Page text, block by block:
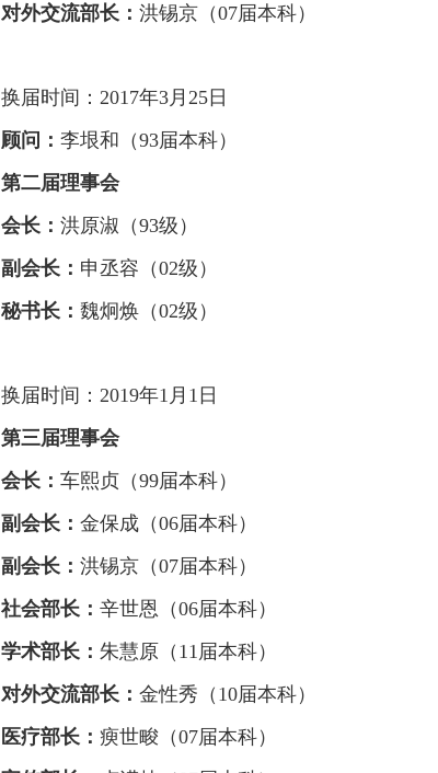
对外交流部长： 洪锡京（07届本科）
换届时间：2017年3月25日
顾问： 李垠和（93届本科）
第二届理事会
会长： 洪原淑（93级）
副会长： 申丞容（02级）
秘书长： 魏炯焕（02级）
换届时间：2019年1月1日
第三届理事会
会长： 车熙贞（99届本科）
副会长： 金保成（06届本科）
副会长： 洪锡京（07届本科）
社会部长： 辛世恩（06届本科）
学术部长： 朱慧原（11届本科）
对外交流部长： 金性秀（10届本科）
医疗部长： 瘐世畯（07届本科）